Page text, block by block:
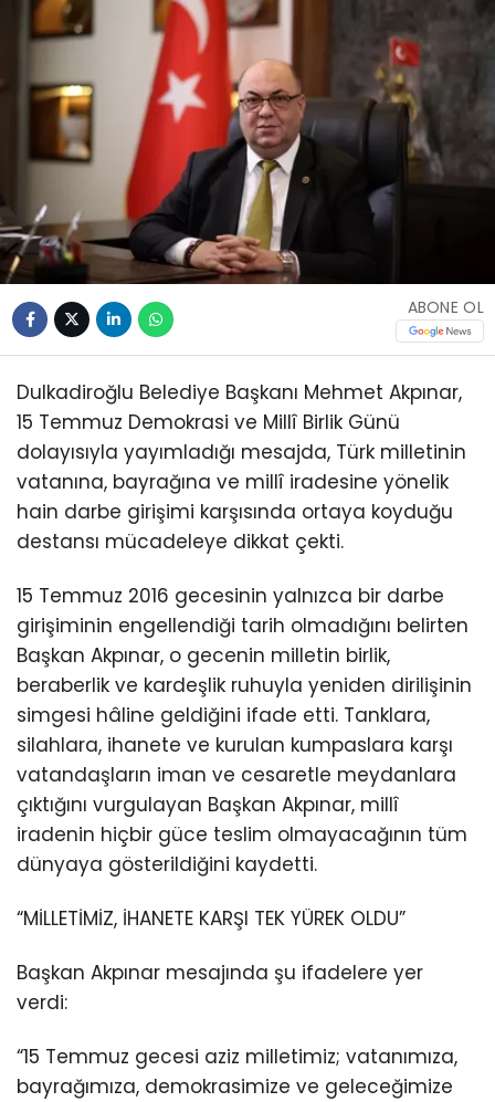
ABONE OL
Dulkadiroğlu Belediye Başkanı Mehmet Akpınar,
15 Temmuz Demokrasi ve Millî Birlik Günü
dolayısıyla yayımladığı mesajda, Türk milletinin
vatanına, bayrağına ve millî iradesine yönelik
hain darbe girişimi karşısında ortaya koyduğu
destansı mücadeleye dikkat çekti.
15 Temmuz 2016 gecesinin yalnızca bir darbe
girişiminin engellendiği tarih olmadığını belirten
Başkan Akpınar, o gecenin milletin birlik,
beraberlik ve kardeşlik ruhuyla yeniden dirilişinin
simgesi hâline geldiğini ifade etti. Tanklara,
silahlara, ihanete ve kurulan kumpaslara karşı
vatandaşların iman ve cesaretle meydanlara
çıktığını vurgulayan Başkan Akpınar, millî
iradenin hiçbir güce teslim olmayacağının tüm
dünyaya gösterildiğini kaydetti.
“MİLLETİMİZ, İHANETE KARŞI TEK YÜREK OLDU”
Başkan Akpınar mesajında şu ifadelere yer
verdi:
“15 Temmuz gecesi aziz milletimiz; vatanımıza,
bayrağımıza, demokrasimize ve geleceğimize